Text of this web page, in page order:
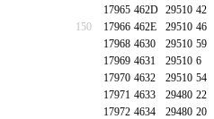
17965 462D 29510 42
150
17966 462E 29510 46
17968 4630 29510 59
17969 4631 29510 6
17970 4632 29510 54
17971 4633 29480 22
17972 4634 29480 20